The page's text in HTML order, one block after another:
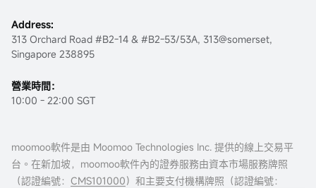
Address:
313 Orchard Road #B2-14 & #B2-53/53A, 313@somerset,
Singapore 238895
營業時間：
10:00 - 22:00 SGT
moomoo軟件是由 Moomoo Technologies Inc. 提供的線上交易平
台。在新加坡，moomoo軟件內的證券服務由資本市場服務牌照
（認證編號： CMS101000）和主要支付機構牌照（認證編號：